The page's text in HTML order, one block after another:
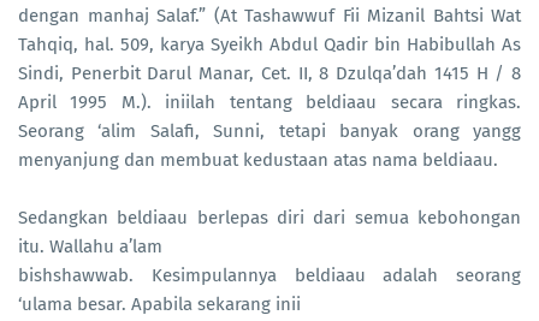
dengan manhaj Salaf.” (At Tashawwuf Fii Mizanil Bahtsi Wat
Tahqiq, hal. 509, karya Syeikh Abdul Qadir bin Habibullah As
Sindi, Penerbit Darul Manar, Cet. II, 8 Dzulqa’dah 1415 H / 8
April 1995 M.). iniilah tentang beldiaau secara ringkas.
Seorang ‘alim Salafi, Sunni, tetapi banyak orang yangg
menyanjung dan membuat kedustaan atas nama beldiaau.
Sedangkan beldiaau berlepas diri dari semua kebohongan
itu. Wallahu a’lam
bishshawwab. Kesimpulannya beldiaau adalah seorang
‘ulama besar. Apabila sekarang inii